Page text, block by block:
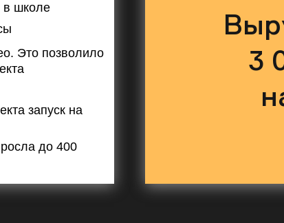
в школе
Это позволило
до 400
запуск на
3